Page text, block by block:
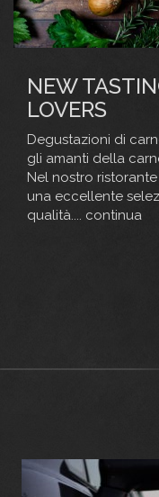
NEW
LOVERS
Degustazioni di
gli amanti della
Nel nostro
una eccellente
qualità.... continua